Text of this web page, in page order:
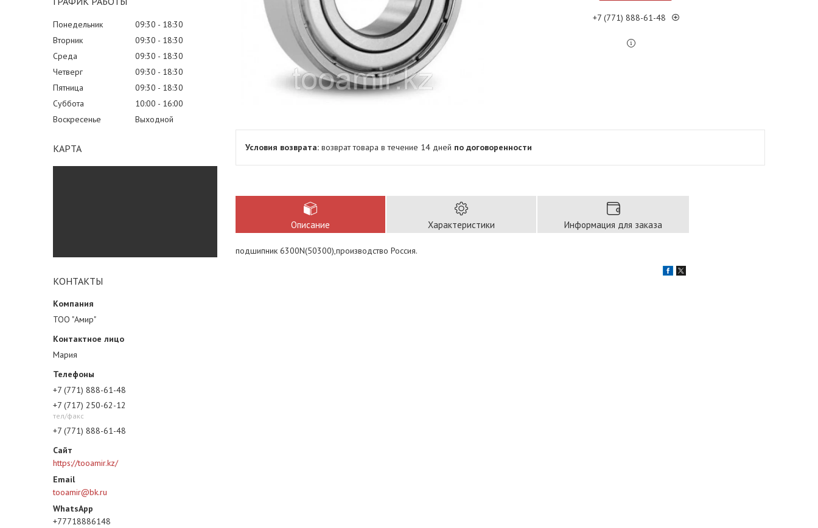
Понедельник 09:30
18:30
Вторник
09:30
18:30
Среда
09:30
18:30
Четверг
09:30
18:30
Пятница
09:30
18:30
Суббота
10:00
16:00
Воскресенье
Выходной
КАРТА
КОНТАКТЫ
ТОО "Амир"
Мария
+7 (771) 888-61-48
+7 (717) 250-62-12
тел/факс
+7 (771) 888-61-48
https://tooamir.kz/
tooamir@bk.ru
+77718886148
+7 (771) 888-61-48
возврат товара в течение 14 дней по договоренности
Описание Характеристики Информация для заказа
подшипник 6300N(50300),производство Россия.